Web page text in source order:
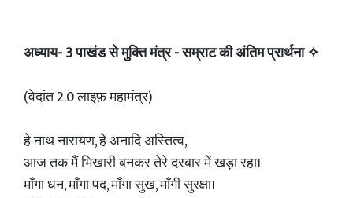
अध्याय- 3 पाखंड से मुक्ति मंत्र - सम्राट की अंतिम प्रार्थना ✧
(वेदांत 2.0 लाइफ़ महामंत्र)
हे नाथ नारायण, हे अनादि अस्तित्व,
आज तक मैं भिखारी बनकर तेरे दरबार में खड़ा रहा।
माँगा धन, माँगा पद, माँगा सुख, माँगी सुरक्षा।